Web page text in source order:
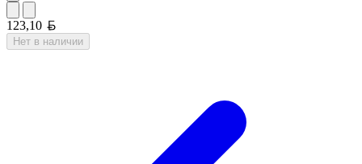
123,10
Нет в наличии